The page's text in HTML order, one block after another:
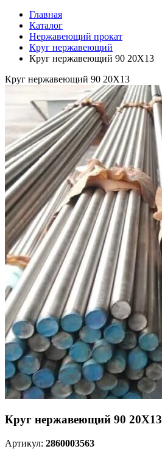
Главная
Каталог
Нержавеющий прокат
Круг нержавеющий
Круг нержавеющий 90 20Х13
Круг нержавеющий 90 20Х13
Круг нержавеющий 90 20Х13
Артикул: 2860003563